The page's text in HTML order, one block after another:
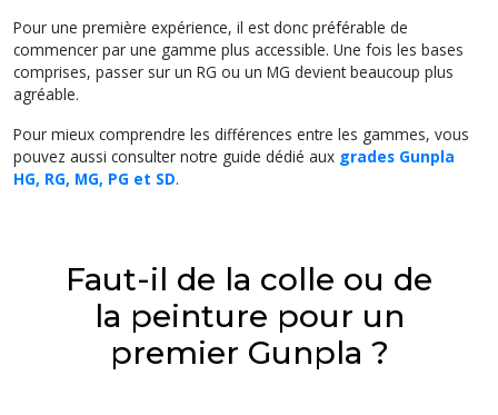
Pour une première expérience, il est donc préférable de
commencer par une gamme plus accessible. Une fois les bases
comprises, passer sur un RG ou un MG devient beaucoup plus
agréable.
Pour mieux comprendre les différences entre les gammes, vous
pouvez aussi consulter notre guide dédié aux grades Gunpla
HG, RG, MG, PG et SD.
Faut-il de la colle ou de
la peinture pour un
premier Gunpla ?